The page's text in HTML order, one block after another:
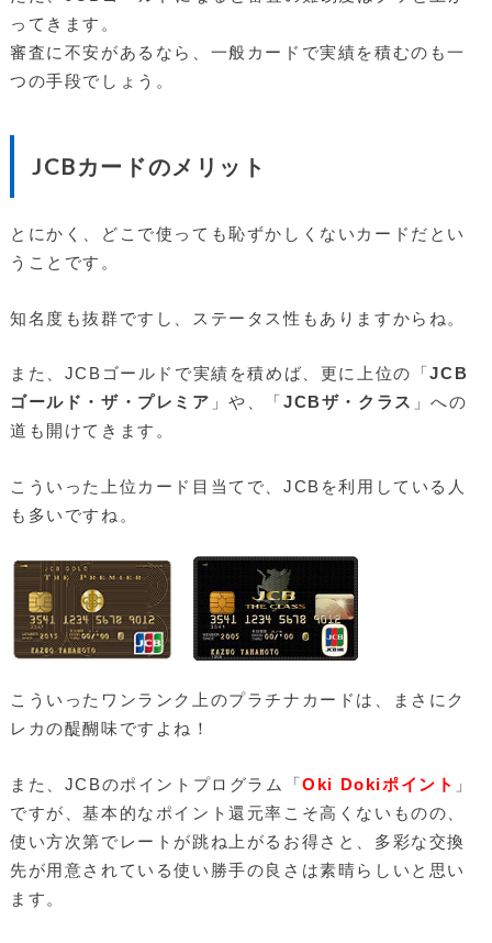
ってきます。
審査に不安があるなら、一般カードで実績を積むのも一
つの手段でしょう。
JCBカードのメリット
とにかく、どこで使っても恥ずかしくないカードだとい
うことです。
知名度も抜群ですし、ステータス性もありますからね。
また、JCBゴールドで実績を積めば、更に上位の「JCB
ゴールド・ザ・プレミア 」や、「JCBザ・クラス 」への
道も開けてきます。
こういった上位カード目当てで、JCBを利用している人
も多いですね。
こういったワンランク上のプラチナカードは、まさにク
レカの醍醐味ですよね！
また、JCBのポイントプログラム「Oki Dokiポイント 」
ですが、基本的なポイント還元率こそ高くないものの、
使い方次第でレートが跳ね上がるお得さと、多彩な交換
先が用意されている使い勝手の良さは素晴らしいと思い
ます。